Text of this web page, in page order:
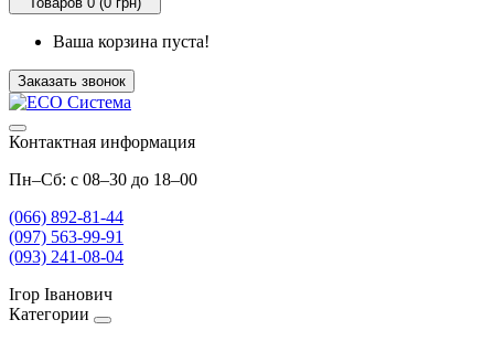
Ваша корзина пуста!
Заказать звонок
Контактная информация
Пн–Сб: с 08–30 до 18–00
(066) 892-81-44
(097) 563-99-91
(093) 241-08-04
Ігор Іванович
Категории